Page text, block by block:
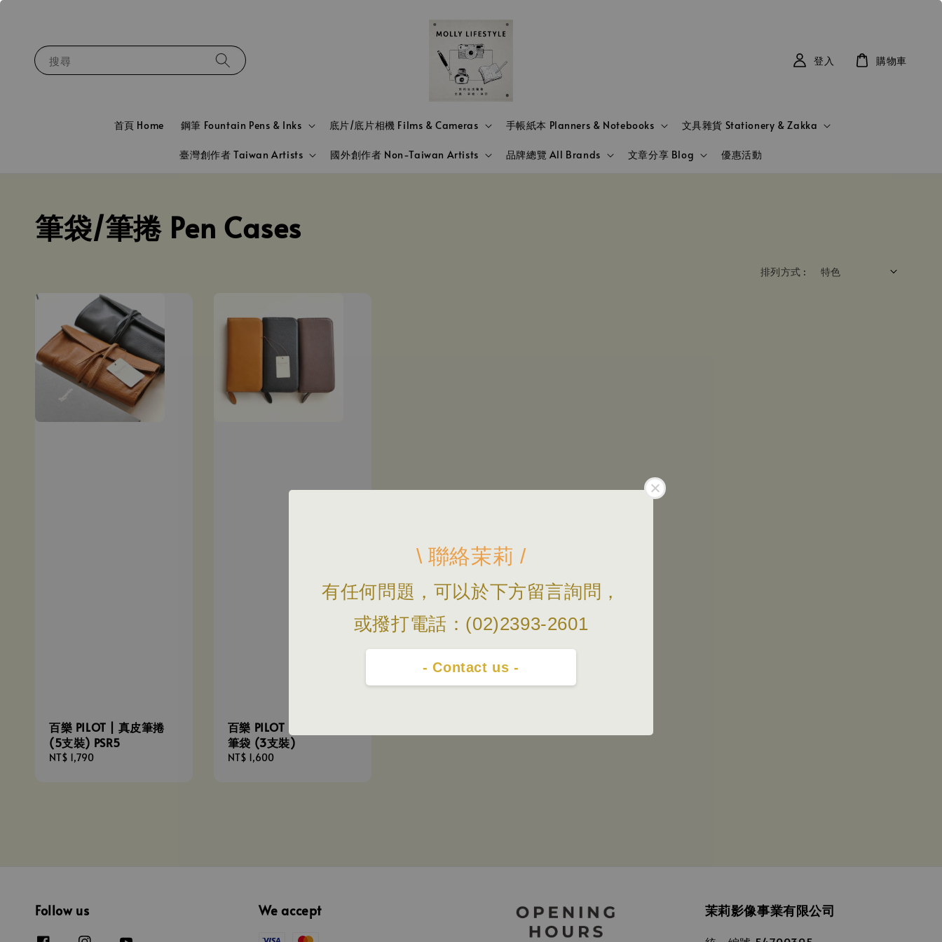
\ 聯絡茉莉 /
有任何問題，可以於下方留言詢問，
或撥打電話：(02)2393-2601
- Contact us -
搜尋
首頁 Home 鋼筆 Fountain Pens & Inks 底片/底片相機 Films & Cameras 手帳紙本 Planners & Notebooks 文具雜貨 Stationery & Zakka
臺灣創作者 Taiwan Artists 國外創作者 Non-Taiwan Artists 品牌總覽 All Brands 文章分享 Blog 優惠活動
登入 購物車
筆袋/筆捲 Pen Cases
排列方式 :
百樂 PILOT | 真皮筆捲
(5支裝) PSR5
Regular
NT$ 1,790
百樂 PILOT | 圓形拉鍊
筆袋 (3支裝)
Regular
NT$ 1,600
Follow us We accept 茉莉影像事業有限公司